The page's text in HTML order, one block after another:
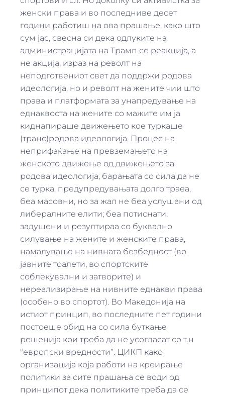
женски права и во последниве десет
години работиш на ова прашање, како што
сум јас, свесна си дека одлуките на
администрацијата на Трамп се реакција, а
не акција, израз на револт на
неподготвениот свет да поддржи родова
идеологија, но и револт на жените чии што
права и платформата за унапредување на
еднаквоста на жените со мажите им ја
киднапираше движењето кое туркаше
(транс)родова идеологија. Процес на
неприфаќање на превземањето на
женското движење од движењето за
родова идеологија, барањата со сила да не
се турка, предупредувањата долго траеа,
беа масовни, но за жал не беа услушани од
либералните елити; беа потиснати,
задушени и резултираа со буквално
силување на жените и женските права,
намалување на нивната безбедност (во
јавните тоалети, во спортските
соблекувални и затворите) и
нереализирање на нивните еднакви права
(особено во спортот). Во Македонија на
истиот принцип, во последните пет години
постоеше обид на со сила буткање
решенија кои треба да не усогласат со т.н
“европски вредности”. ЦИКП како
организација која работи на креирање
политики за сите прашања се води од
принципот дека политиките треба да се